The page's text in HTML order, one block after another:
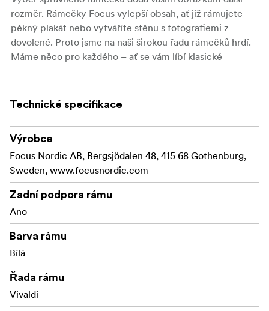
rozměr. Rámečky Focus vylepší obsah, ať již rámujete
pěkný plakát nebo vytváříte stěnu s fotografiemi z
dovolené. Proto jsme na naši širokou řadu rámečků hrdí.
Máme něco pro každého – ať se vám líbí klasické
Technické specifikace
Výrobce
Focus Nordic AB, Bergsjödalen 48, 415 68 Gothenburg,
Sweden, www.focusnordic.com
Zadní podpora rámu
Ano
Barva rámu
Bílá
Řada rámu
Vivaldi